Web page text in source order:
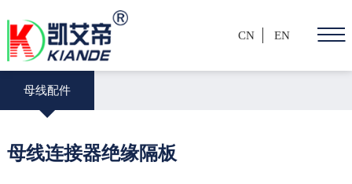
CN EN
母线配件
母线连接器绝缘隔板